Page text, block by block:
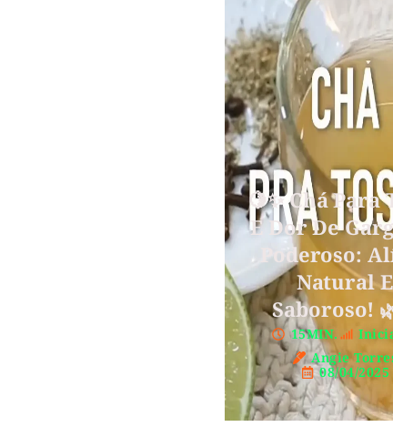
🍋✨ Chá Para
E Dor De
Poderoso:
Natural E
Saboroso!
15MIN.
Angie
08/04/2025